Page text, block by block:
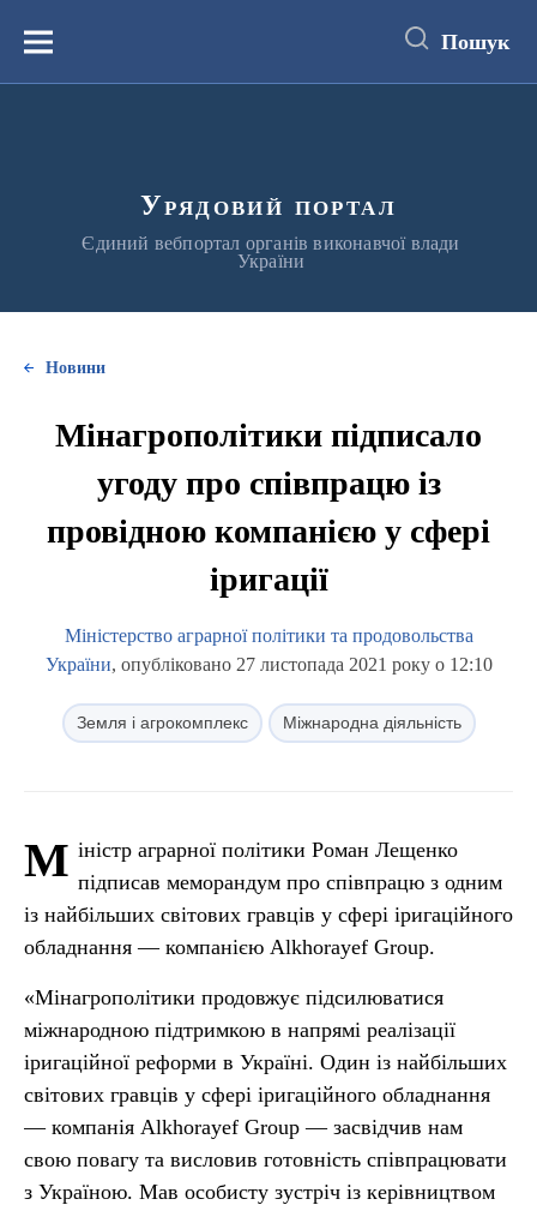
вмістуМеню Пошук
Урядовий портал
Єдиний вебпортал органів виконавчої влади
України
Новини
Мінагрополітики підписало
угоду про співпрацю із
провідною компанією у сфері
іригації
Міністерство аграрної політики та продовольства
України, опубліковано 27 листопада 2021 року о 12:10
Земля і агрокомплекс Міжнародна діяльність
М іністр аграрної політики Роман Лещенко
підписав меморандум про співпрацю з одним
із найбільших світових гравців у сфері іригаційного
обладнання — компанією Alkhorayef Group.
«Мінагрополітики продовжує підсилюватися
міжнародною підтримкою в напрямі реалізації
іригаційної реформи в Україні. Один із найбільших
світових гравців у сфері іригаційного обладнання
— компанія Alkhorayef Group — засвідчив нам
свою повагу та висловив готовність співпрацювати
з Україною. Мав особисту зустріч із керівництвом